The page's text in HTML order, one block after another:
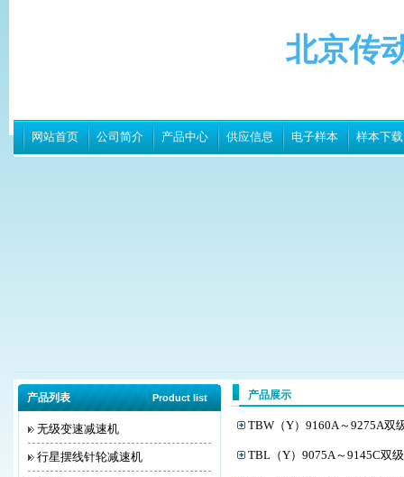
北京传
网站首页 公司简介 产品中心 供应信息 电子样本 样本下载
Product list
产品列表
无级变速减速机
行星摆线针轮减速机
产品展示
TBW（Y）9160A～9275A双
TBL（Y）9075A～9145C双